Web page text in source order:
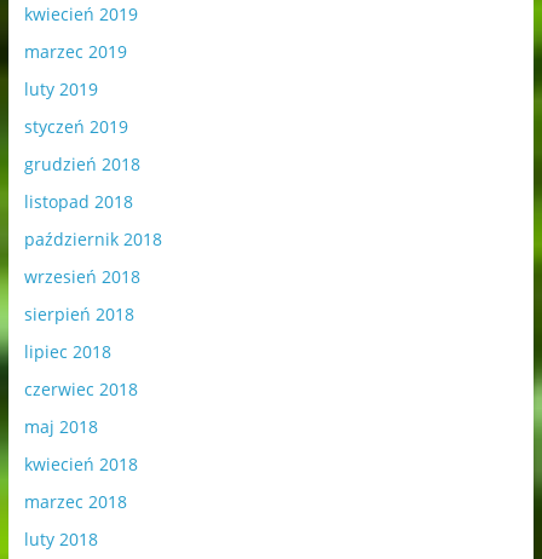
kwiecień 2019
marzec 2019
luty 2019
styczeń 2019
grudzień 2018
listopad 2018
październik 2018
wrzesień 2018
sierpień 2018
lipiec 2018
czerwiec 2018
maj 2018
kwiecień 2018
marzec 2018
luty 2018